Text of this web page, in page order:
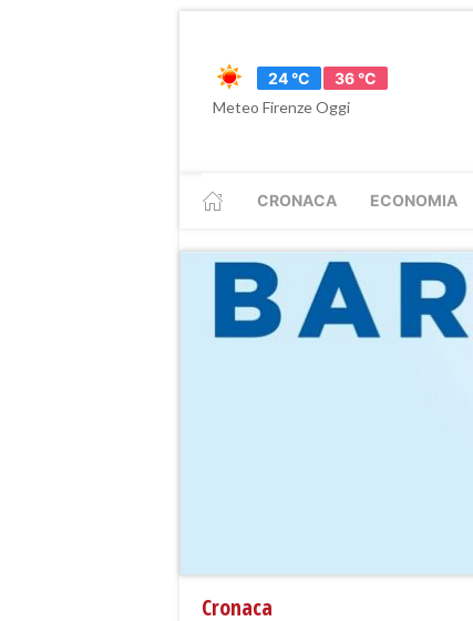
24 °C
36 °C
Meteo Firenze Oggi
CRONACA ECONOMIA
Cronaca